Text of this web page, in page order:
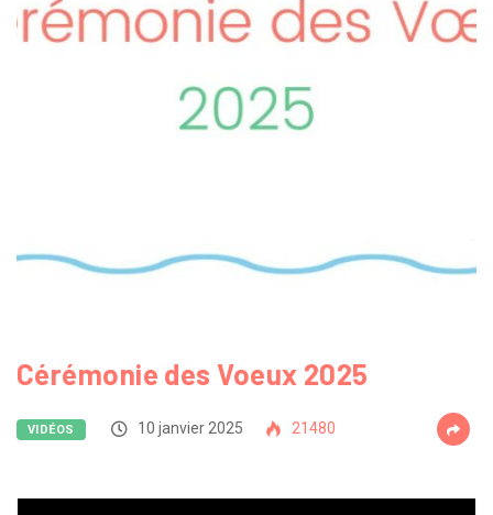
Cérémonie des Voeux 2025
VIDÉOS 10 janvier 2025 21480